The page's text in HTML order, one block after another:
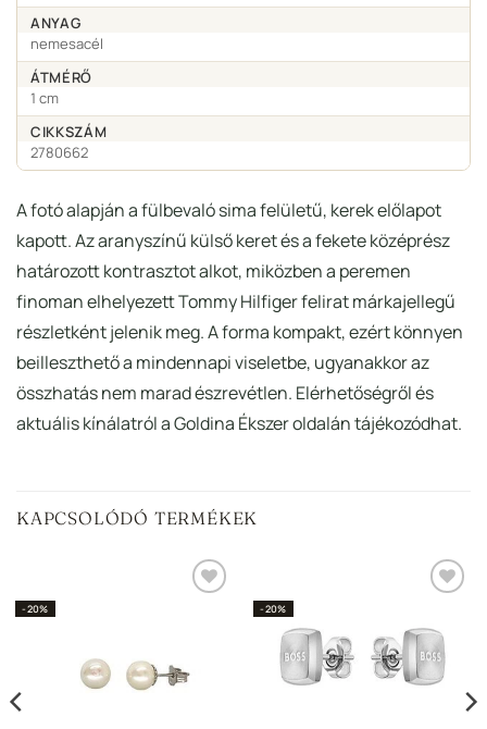
ANYAG
nemesacél
ÁTMÉRŐ
1 cm
CIKKSZÁM
2780662
A fotó alapján a fülbevaló sima felületű, kerek előlapot
kapott. Az aranyszínű külső keret és a fekete középrész
határozott kontrasztot alkot, miközben a peremen
finoman elhelyezett Tommy Hilfiger felirat márkajellegű
részletként jelenik meg. A forma kompakt, ezért könnyen
beilleszthető a mindennapi viseletbe, ugyanakkor az
összhatás nem marad észrevétlen. Elérhetőségről és
aktuális kínálatról a Goldina Ékszer oldalán tájékozódhat.
KAPCSOLÓDÓ TERMÉKEK
-20% -20%